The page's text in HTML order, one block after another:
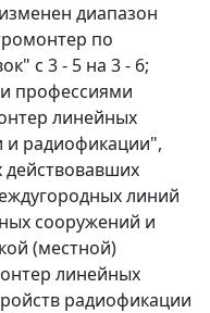
диапазон
по
с 3 - 5 на 3 - 6;
профессиями
линейных
и радиофикации",
действовавших
линий
сооружений и
(местной)
линейных
радиофикации